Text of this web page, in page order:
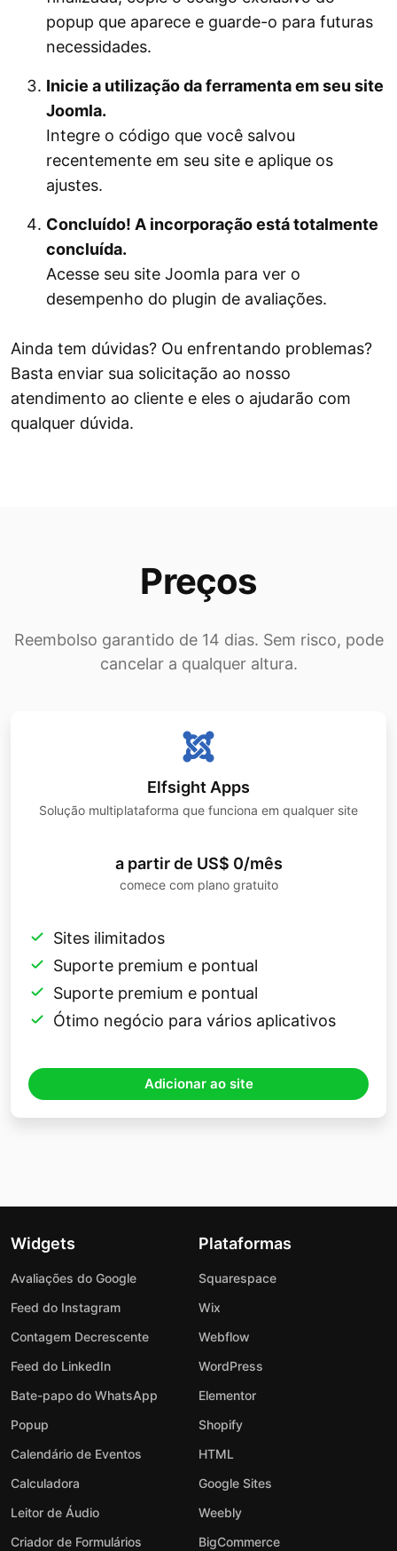
popup que aparece e guarde-o para futuras
necessidades.
Inicie a utilização da ferramenta em seu site
Joomla.
Integre o código que você salvou
recentemente em seu site e aplique os
ajustes.
Concluído! A incorporação está totalmente
concluída.
Acesse seu site Joomla para ver o
desempenho do plugin de avaliações.
Ainda tem dúvidas? Ou enfrentando problemas?
Basta enviar sua solicitação ao nosso
atendimento ao cliente e eles o ajudarão com
qualquer dúvida.
Preços
Reembolso garantido de 14 dias. Sem risco, pode
cancelar a qualquer altura.
Elfsight Apps
Solução multiplataforma que funciona em qualquer site
a partir de US$ 0/mês
comece com plano gratuito
Sites ilimitados
Suporte premium e pontual
Suporte premium e pontual
Ótimo negócio para vários aplicativos
Adicionar ao site
Widgets
Avaliações do Google
Feed do Instagram
Contagem Decrescente
Feed do LinkedIn
Bate-papo do WhatsApp
Popup
Calendário de Eventos
Calculadora
Leitor de Áudio
Criador de Formulários
Plataformas
Squarespace
Wix
Webflow
WordPress
Elementor
Shopify
HTML
Google Sites
Weebly
BigCommerce